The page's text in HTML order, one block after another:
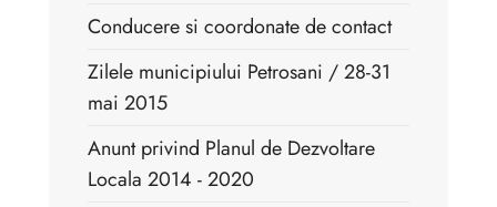
Conducere si coordonate de contact
Zilele municipiului Petrosani / 28-31
mai 2015
Anunt privind Planul de Dezvoltare
Locala 2014 - 2020